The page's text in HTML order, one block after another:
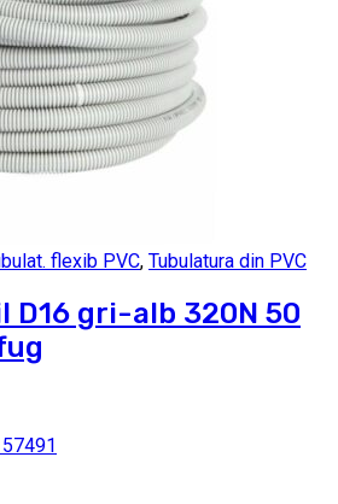
flexib PVC, Tubulatura din PVC
D16 gri-alb 320N 50